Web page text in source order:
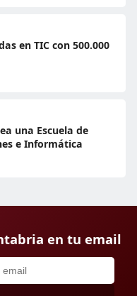
en TIC con 500.000
una Escuela de
e Informática
en tu email